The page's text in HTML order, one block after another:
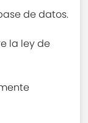
de datos.
la ley de